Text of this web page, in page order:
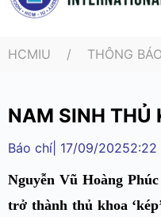
HCMIU THÔNG
NAM SINH THỦ
Báo chí 17/09/20252:22
Nguyễn Vũ Hoàng
trở thành thủ khoa